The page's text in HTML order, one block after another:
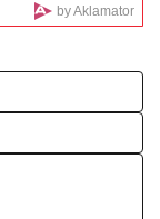
Ojadili
je usledila